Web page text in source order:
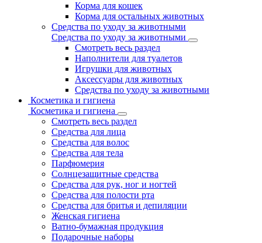
Корма для кошек
Корма для остальных животных
Средства по уходу за животными
Средства по уходу за животными
Смотреть весь раздел
Наполнители для туалетов
Игрушки для животных
Аксессуары для животных
Средства по уходу за животными
Косметика и гигиена
Косметика и гигиена
Смотреть весь раздел
Средства для лица
Средства для волос
Средства для тела
Парфюмерия
Солнцезащитные средства
Средства для рук, ног и ногтей
Средства для полости рта
Средства для бритья и депиляции
Женская гигиена
Ватно-бумажная продукция
Подарочные наборы